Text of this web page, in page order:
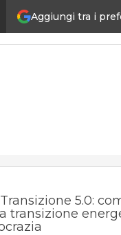
Aggiungi tra i
5.0:
transizione